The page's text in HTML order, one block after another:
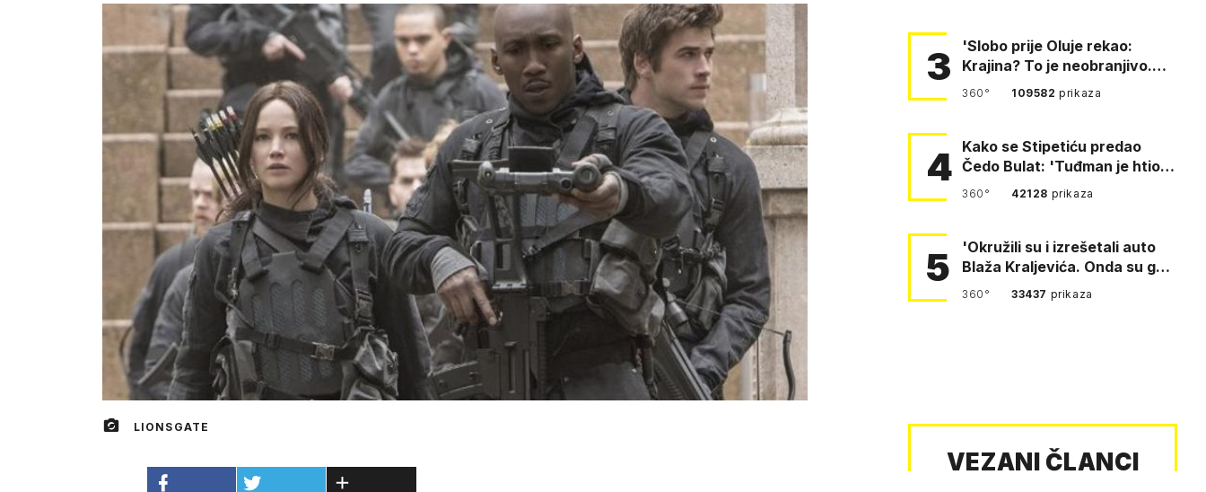
LIONSGATE
3
'Slobo prije Oluje rekao:
Krajina? To je neobranjivo.
Tuđmana zvao Krivousti'
360° 109582prikaza
4 Kako se Stipetiću predao
Čedo Bulat: 'Tuđman je htio
da se prerušim u ženu'
360° 42128 prikaza
5
'Okružili su i izrešetali auto
Blaža Kraljevića. Onda su ga
vukli po cesti'
360° 33437 prikaza
VEZANI ČLANCI